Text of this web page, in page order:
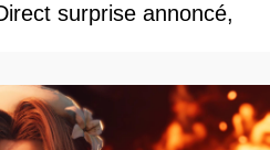
surprise annoncé,